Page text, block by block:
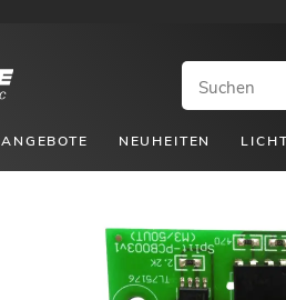
ANGEBOTE NEUHEITEN